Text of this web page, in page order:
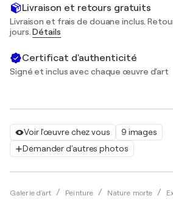
Voir l'œuvre chez vous
9 images
Demander d'autres photos
Galerie d'art Peinture Nature morte
Livraison et retours gratuits
Livraison et frais de douane inclus.
jours.Détails
Certificat d'authenticité
Signé et inclus avec chaque œuvre d'art